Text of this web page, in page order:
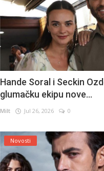
Hande Soral i Seckin
glumačku ekipu nove...
Milt Jul 26, 2026 0
Novosti